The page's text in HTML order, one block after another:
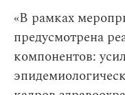
«В рамках
предусмотрена
компонентов: